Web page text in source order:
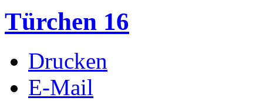
Türchen 16
Drucken
E-Mail